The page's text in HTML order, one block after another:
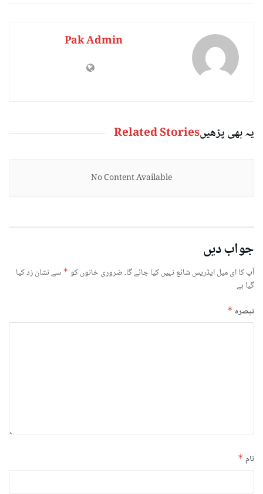
Pak Admin
یہ بھی پڑھیںRelated Stories
No Content Available
جواب دیں
آپ کا ای میل ایڈریس شائع نہیں کیا جائے گا۔ضروری خانوں کو * سے نشان زد کیا
گیا ہے
تبصرہ *
نام *